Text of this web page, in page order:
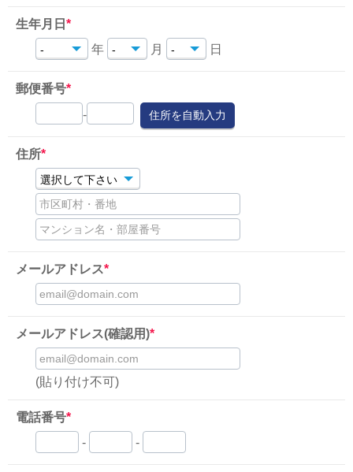
生年月日 *
年
月 日
郵便番号*
-
住所を自動入力
住所*
市区町村・番地
マンション名・部屋番号
メールアドレス*
email@domain.com
メールアドレス(確認用)*
email@domain.com
(貼り付け不可)
電話番号*
-
-